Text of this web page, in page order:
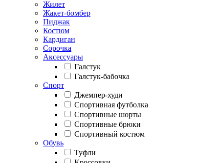
Жилет
Жакет-бомбер
Пиджак
Костюм
Кардиган
Сорочка
Аксессуары
Галстук
Галстук-бабочка
Спорт
Джемпер-худи
Спортивная футболка
Спортивные шорты
Спортивные брюки
Спортивный костюм
Обувь
Туфли